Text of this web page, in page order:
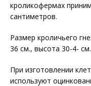
кроликофермах
сантиметров.
Размер кроличьего
36 см., высота 30-4- см.
При изготовлении
используют